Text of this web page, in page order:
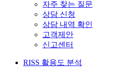
자주 찾는 질문
상담 신청
상담 내역 확인
고객제안
신고센터
RISS 활용도 분석